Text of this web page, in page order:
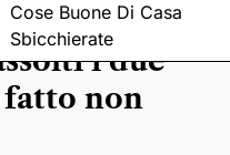
Cose Buone Di Casa
Sbicchierate
i due
non